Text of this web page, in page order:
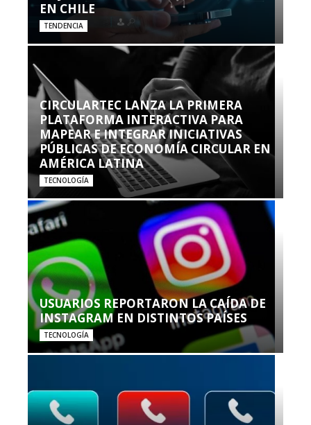
EN CHILE
TENDENCIA
CIRCULARTEC LANZA LA PRIMERA
PLATAFORMA INTERACTIVA PARA
MAPEAR E INTEGRAR INICIATIVAS
PÚBLICAS DE ECONOMÍA CIRCULAR EN
AMÉRICA LATINA
TECNOLOGÍA
USUARIOS REPORTARON LA CAÍDA DE
INSTAGRAM EN DISTINTOS PAÍSES
TECNOLOGÍA